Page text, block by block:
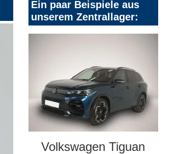
Ein paar Beispiele aus
unserem Zentrallager:
Volkswagen Tiguan